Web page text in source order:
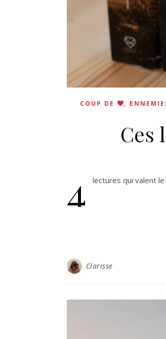
COUP DE ,
Ces
4 lectures qui valent
Clarisse